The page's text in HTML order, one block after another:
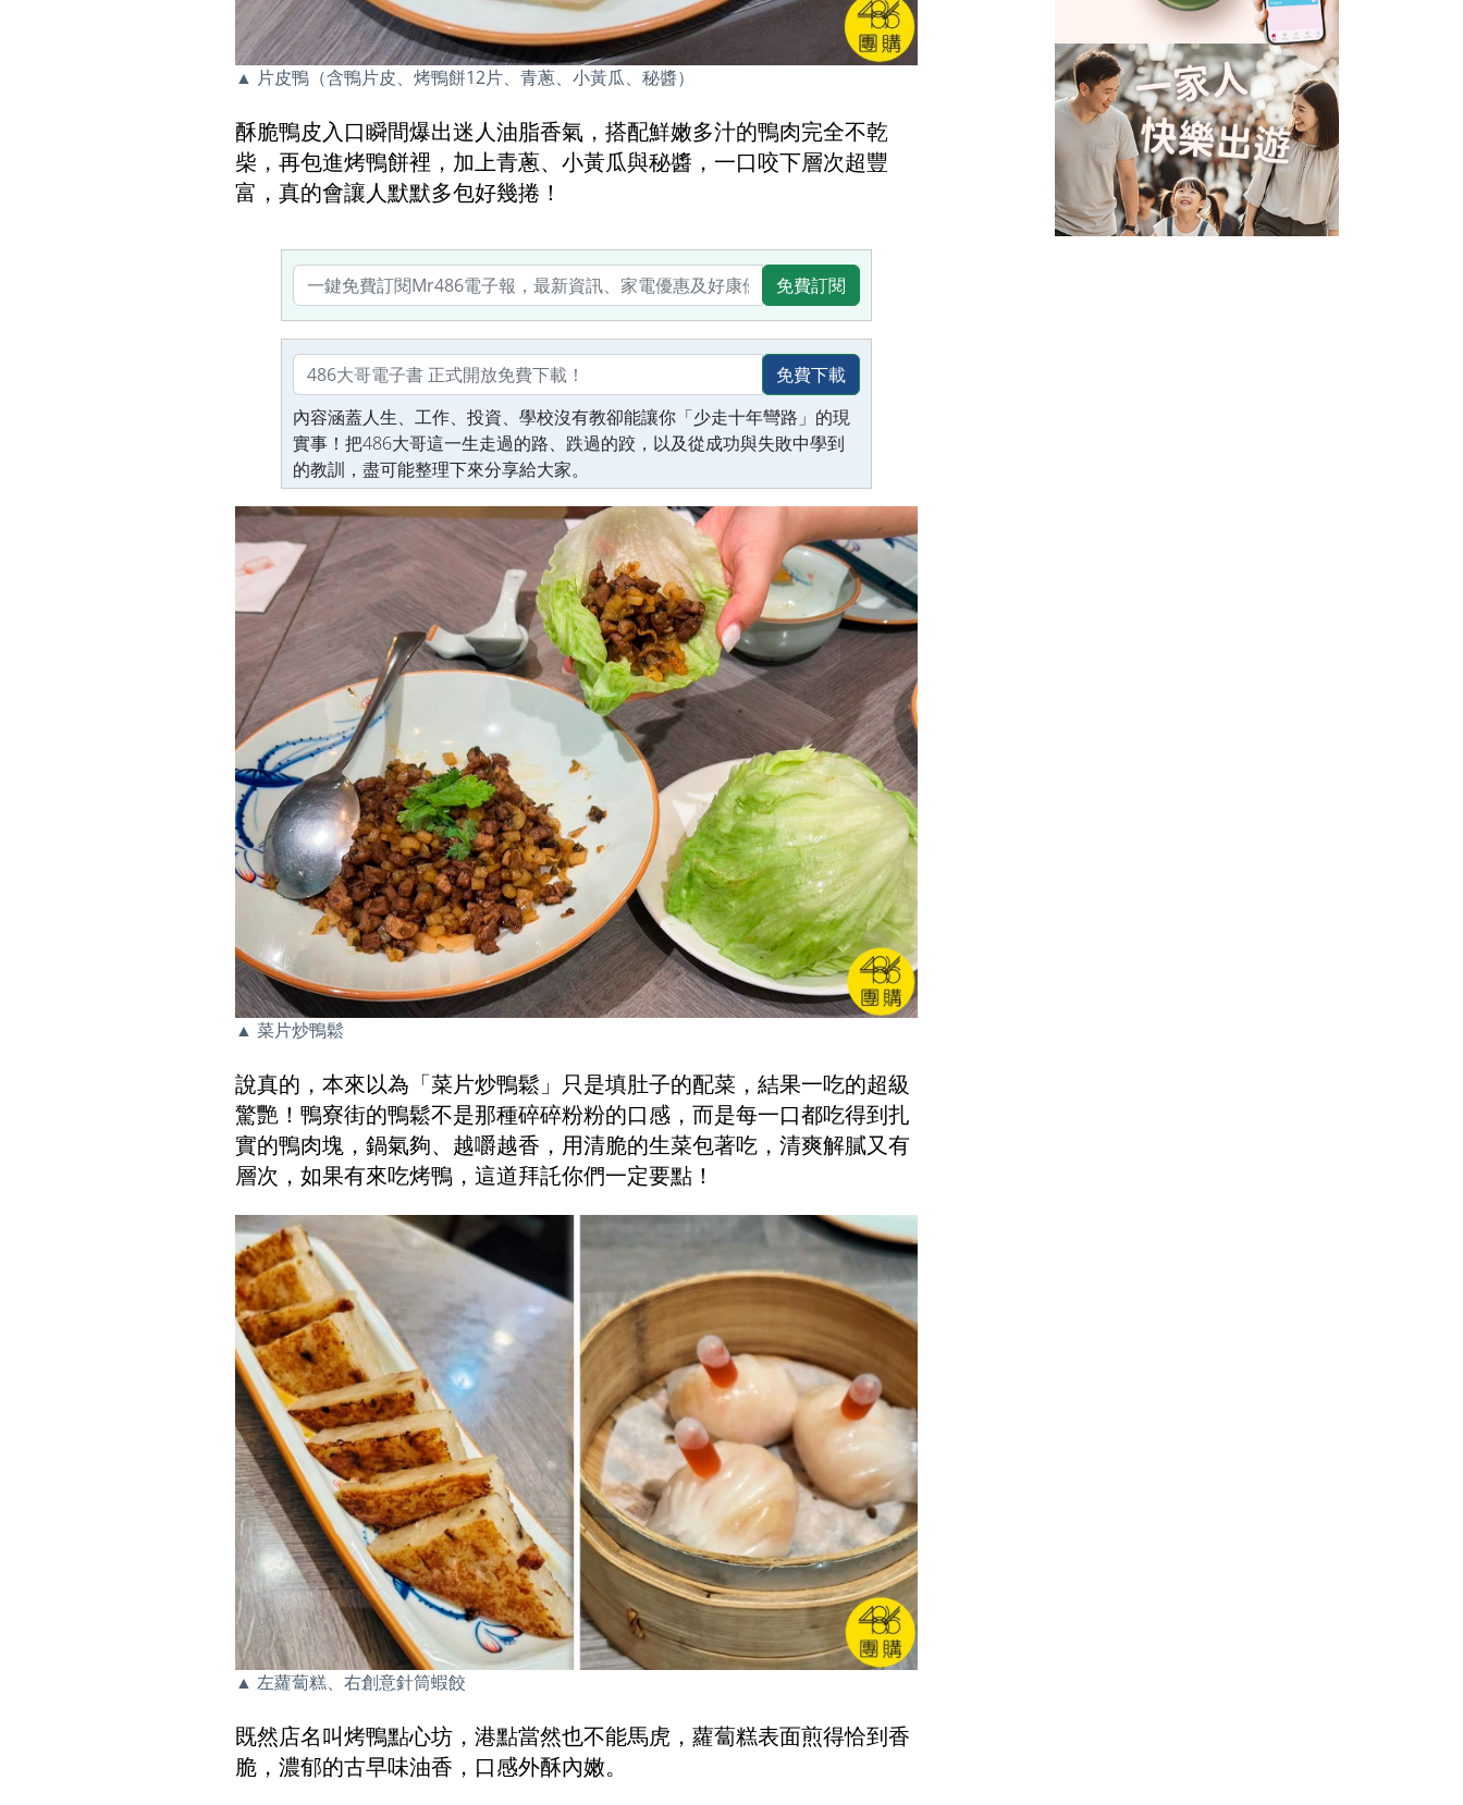
▲ 片皮鴨（含鴨片皮、烤鴨餅12片、青蔥、小黃瓜、秘醬）
酥脆鴨皮入口瞬間爆出迷人油脂香氣，搭配鮮嫩多汁的鴨肉完全不乾
柴，再包進烤鴨餅裡，加上青蔥、小黃瓜與秘醬，一口咬下層次超豐
富，真的會讓人默默多包好幾捲！
免費訂閱
免費下載
內容涵蓋人生、工作、投資、學校沒有教卻能讓你「少走十年彎路」的現
實事！把486大哥這一生走過的路、跌過的跤，以及從成功與失敗中學到
的教訓，盡可能整理下來分享給大家。
▲ 菜片炒鴨鬆
說真的，本來以為「菜片炒鴨鬆」只是填肚子的配菜，結果一吃的超級
驚艷！鴨寮街的鴨鬆不是那種碎碎粉粉的口感，而是每一口都吃得到扎
實的鴨肉塊，鍋氣夠、越嚼越香，用清脆的生菜包著吃，清爽解膩又有
層次，如果有來吃烤鴨，這道拜託你們一定要點！
▲ 左蘿蔔糕、右創意針筒蝦餃
既然店名叫烤鴨點心坊，港點當然也不能馬虎，蘿蔔糕表面煎得恰到香
脆，濃郁的古早味油香，口感外酥內嫩。